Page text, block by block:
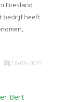
Friesland
bedrijf heeft
18-08-2025